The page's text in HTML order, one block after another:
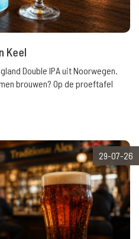
Keel
Double IPA uit Noorwegen.
brouwen? Op de proeftafel
29-07-26